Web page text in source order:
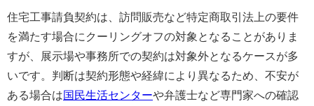
住宅工事請負契約は、訪問販売など特定商取引法上の要件
を満たす場合にクーリングオフの対象となることがありま
すが、展示場や事務所での契約は対象外となるケースが多
いです。判断は契約形態や経緯により異なるため、不安が
ある場合は国民生活センターや弁護士など専門家への確認